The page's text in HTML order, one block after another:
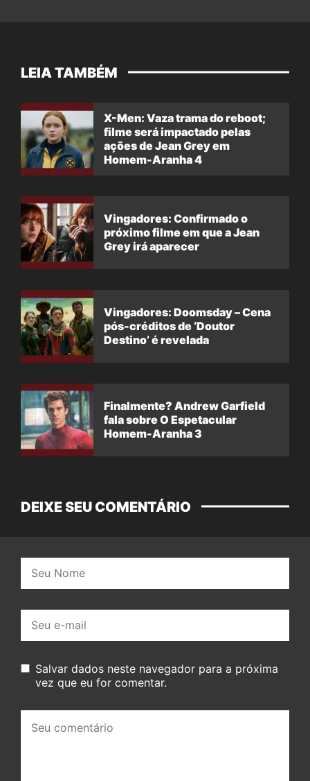
LEIA TAMBÉM
X-Men: Vaza trama do reboot;
filme será impactado pelas
ações de Jean Grey em
Homem-Aranha 4
Vingadores: Confirmado o
próximo filme em que a Jean
Grey irá aparecer
Vingadores: Doomsday – Cena
pós-créditos de ‘Doutor
Destino’ é revelada
Finalmente? Andrew Garfield
fala sobre O Espetacular
Homem-Aranha 3
DEIXE SEU COMENTÁRIO
mail:
Salvar dados neste navegador para a próxima
vez que eu for comentar.
comentário: